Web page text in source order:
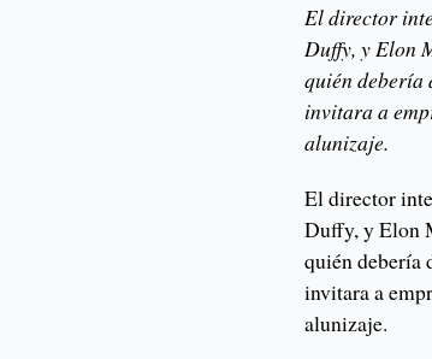
El director
Duffy, y Elon
quién debería
invitara a
alunizaje.
El director
Duffy, y Elon
quién debería
invitara a
alunizaje.